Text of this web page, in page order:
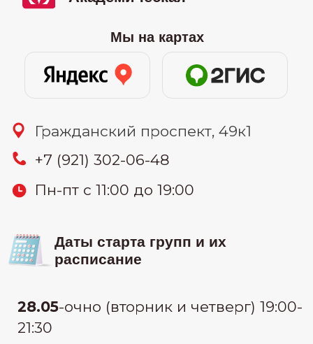
среда) 19:30-22:00
-очно (понедельник и среда)
19:00-21:30
-онлайн (понедельник и среда)
10:00-12:30
20.06-онлайн (суббота) 11:00-15:00
25.06-онлайн (вторник и четверг)
Связаться: